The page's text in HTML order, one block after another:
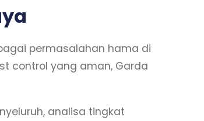
permasalahan hama di
control yang aman, Garda
analisa tingkat